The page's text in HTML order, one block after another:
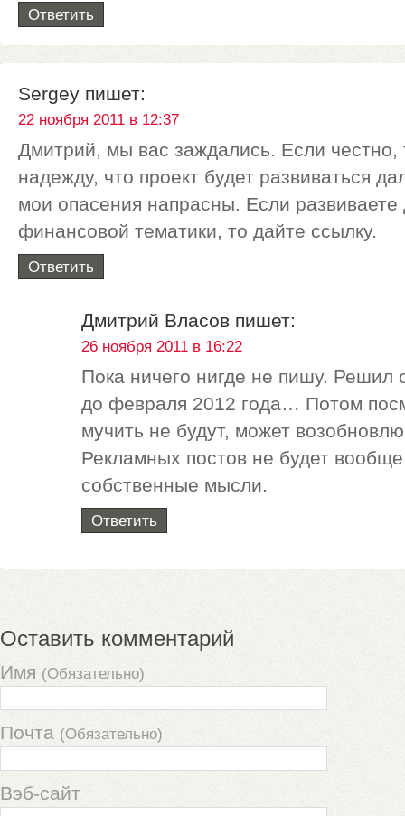
Ответить
Sergey пишет:
22 ноября 2011 в 12:37
Дмитрий, мы вас заждались. Если честно,
надежду, что проект будет развиваться
мои опасения напрасны. Если развиваете
финансовой тематики, то дайте ссылку.
Ответить
Дмитрий Власов пишет:
26 ноября 2011 в 16:22
Пока ничего нигде не пишу. Решил
до февраля 2012 года… Потом
мучить не будут, может
Рекламных постов не будет
собственные мысли.
Ответить
Оставить комментарий
Имя (Обязательно)
Почта (Обязательно)
Вэб-сайт